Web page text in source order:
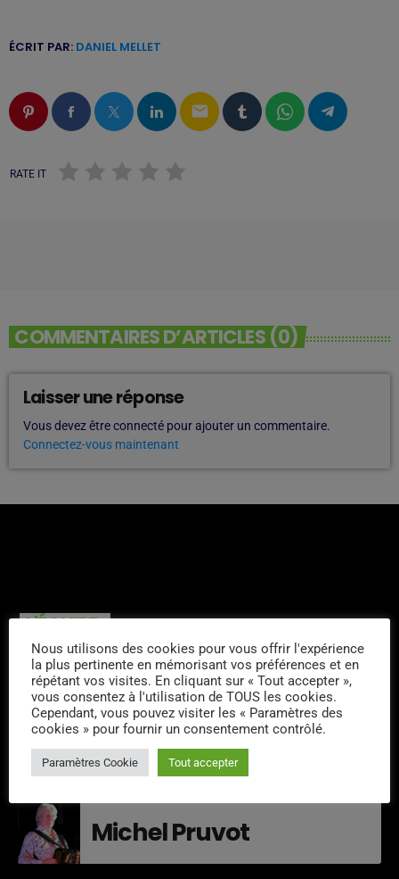
ÉCRIT PAR: DANIEL MELLET
email
RATE IT
COMMENTAIRES D’ARTICLES (0)
Laisser une réponse
Vous devez être connecté pour ajouter un commentaire.
Connectez-vous maintenant
L'ÉQUIPE
Sergio
Greg Lavallée
Michel Pruvot
Nous utilisons des cookies pour vous offrir l'expérience
la plus pertinente en mémorisant vos préférences et en
répétant vos visites. En cliquant sur « Tout accepter »,
vous consentez à l'utilisation de TOUS les cookies.
Cependant, vous pouvez visiter les « Paramètres des
cookies » pour fournir un consentement contrôlé.
Paramètres Cookie Tout accepter